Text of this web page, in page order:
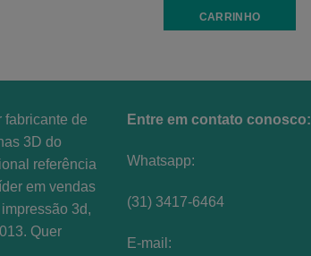
CARRINHO
fabricante de
3D do
referência
em vendas
3d,
Quer
Entre em contato conosco:
Whatsapp:
(31) 3417-6464
E-mail: